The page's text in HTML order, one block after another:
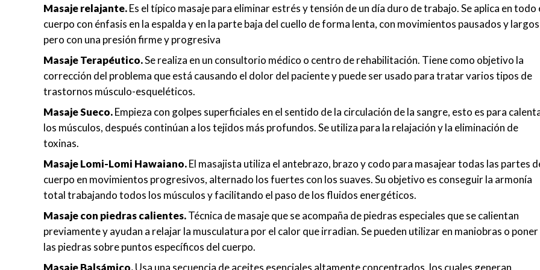
Masaje relajante.Es el típico masaje para eliminar estrés y tensión de un día duro de trabajo. Se aplica en todo
cuerpo con énfasis en la espalda y en la parte baja del cuello de forma lenta, con movimientos pausados y largos
pero con una presión firme y progresiva
Masaje Terapéutico.Se realiza en un consultorio médico o centro de rehabilitación. Tiene como objetivo la
corrección del problema que está causando el dolor del paciente y puede ser usado para tratar varios tipos de
trastornos músculo-esqueléticos.
Masaje Sueco.Empieza con golpes superficiales en el sentido de la circulación de la sangre, esto es para
los músculos, después continúan a los tejidos más profundos. Se utiliza para la relajación y la eliminación de
toxinas.
Masaje Lomi-Lomi Hawaiano.El masajista utiliza el antebrazo, brazo y codo para masajear todas las partes
cuerpo en movimientos progresivos, alternado los fuertes con los suaves. Su objetivo es conseguir la armonía
total trabajando todos los músculos y facilitando el paso de los fluidos energéticos.
Masaje con piedras calientes.Técnica de masaje que se acompaña de piedras especiales que se calientan
previamente y ayudan a relajar la musculatura por el calor que irradian. Se pueden utilizar en maniobras o poner
las piedras sobre puntos específicos del cuerpo.
Masaje Balsámico.Usa una secuencia de aceites esenciales altamente concentrados, los cuales generan